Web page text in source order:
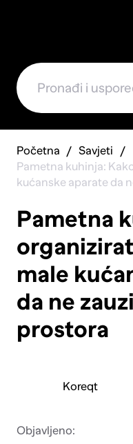
Početna
Savjeti
Pametna kuhinja:
kućanske aparate da
Pametna
male
da ne
prostora
Koreqt
Objavljeno: